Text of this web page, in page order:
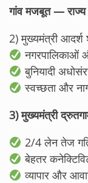
गांव मजबूत —
2) मुख्यमंत्री
नगरपालिकाओं
बुनियादी
स्वच्छता और
3) मुख्यमंत्री
2/4 लेन तेज
बेहतर
व्यापार और